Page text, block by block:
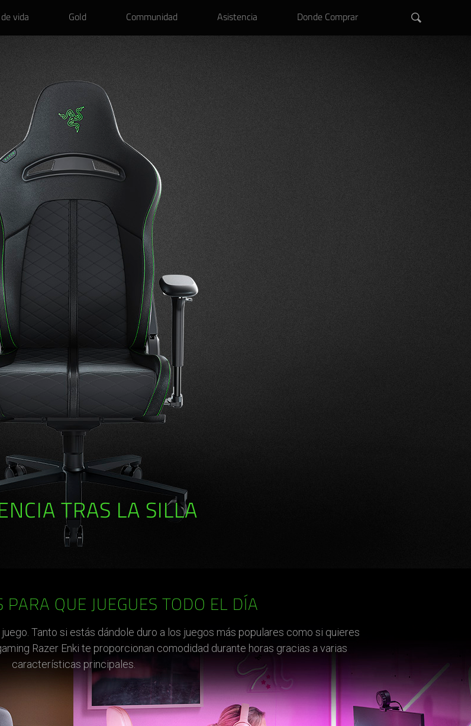
vida Gold Communidad Asistencia Donde Comprar
TRAS LA SILLA
PARA QUE JUEGUES TODO EL DÍA
Tanto si estás dándole duro a los juegos más populares como si quieres
Razer Enki te proporcionan comodidad durante horas gracias a varias
características principales.